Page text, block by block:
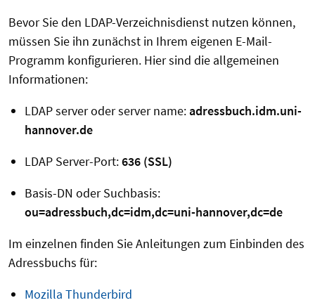
Bevor Sie den LDAP-Verzeichnisdienst nutzen können,
müssen Sie ihn zunächst in Ihrem eigenen E-Mail-
Programm konfigurieren. Hier sind die allgemeinen
Informationen:
LDAP server oder server name:adressbuch.idm.uni-
hannover.de
LDAP Server-Port:636 (SSL)
Basis-DN oder Suchbasis:
ou=adressbuch,dc=idm,dc=uni-hannover,dc=de
Im einzelnen finden Sie Anleitungen zum Einbinden des
Adressbuchs für:
Mozilla Thunderbird